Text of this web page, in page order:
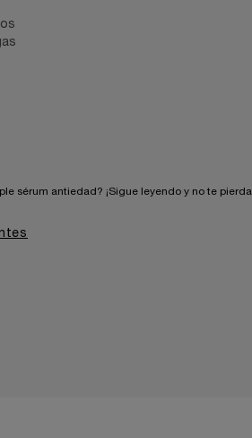
sérum antiedad? ¡Sigue leyendo y no te